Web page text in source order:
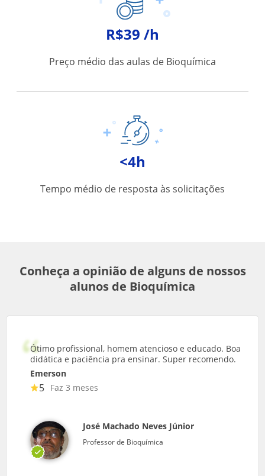
R$39 /h
Preço médio das aulas de Bioquímica
<4h
Tempo médio de resposta às solicitações
Conheça a opinião de alguns de nossos
alunos de Bioquímica
Ótimo profissional, homem atencioso e educado. Boa
didática e paciência pra ensinar. Super recomendo.
Emerson
5 Faz 3 meses
José Machado Neves Júnior
Professor de Bioquímica